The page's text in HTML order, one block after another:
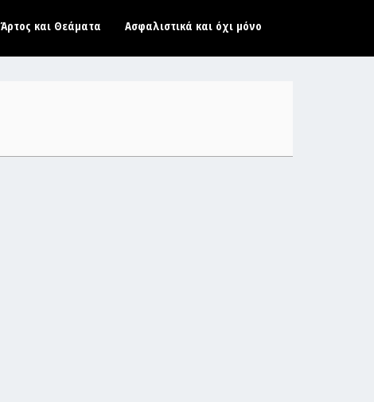
Άρτος και Θεάματα Ασφαλιστικά και όχι μόνο